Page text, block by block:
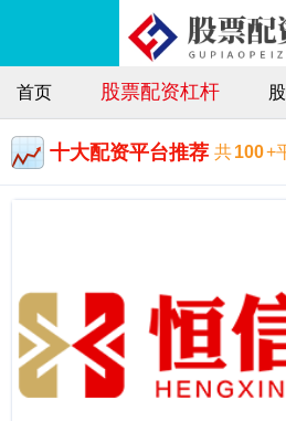
首页 股票配资杠杆
十大配资平台推荐 共100+